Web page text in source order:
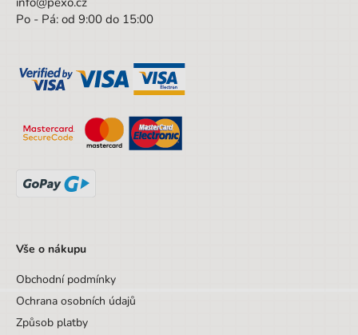
Pohlaví
Materiál
Výška obalu
Designová položka
Motiv
Po - Pá: od 9:00 do 15:00
Vše o nákupu
Obchodní podmínky
Ochrana osobních údajů
Způsob platby